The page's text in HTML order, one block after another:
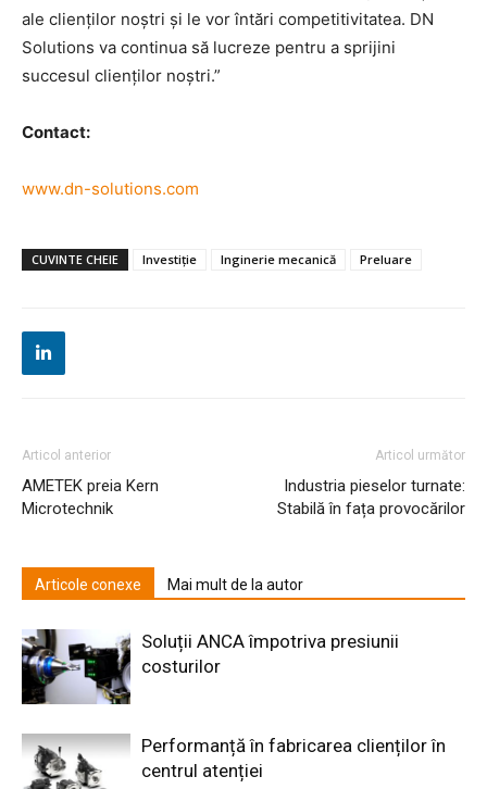
ale clienților noștri și le vor întări competitivitatea. DN
Solutions va continua să lucreze pentru a sprijini
succesul clienților noștri.”
Contact:
www.dn-solutions.com
CUVINTE CHEIE Investiție Inginerie mecanică Preluare
Articol anterior
AMETEK preia Kern
Microtechnik
Articol următor
Industria pieselor turnate:
Stabilă în fața provocărilor
Articole conexe Mai mult de la autor
Soluții ANCA împotriva presiunii
costurilor
Performanță în fabricarea clienților în
centrul atenției